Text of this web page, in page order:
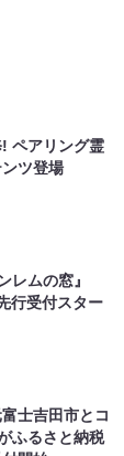
ペアリング霊
ツ登場
レムの窓』
行受付スター
士吉田市とコ
ふるさと納税